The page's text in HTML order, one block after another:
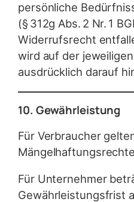
persönliche
(§ 312g Abs. 2 Nr. 1
Widerrufsrecht
wird auf der
ausdrücklich darauf
10. Gewährleistung
Für Verbraucher
Für Unternehmer
Gewährleistungsfrist